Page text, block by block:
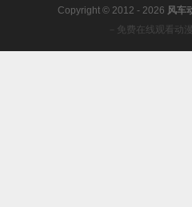
Copyright © 2012 - 2026 风车
－免费在线观看动